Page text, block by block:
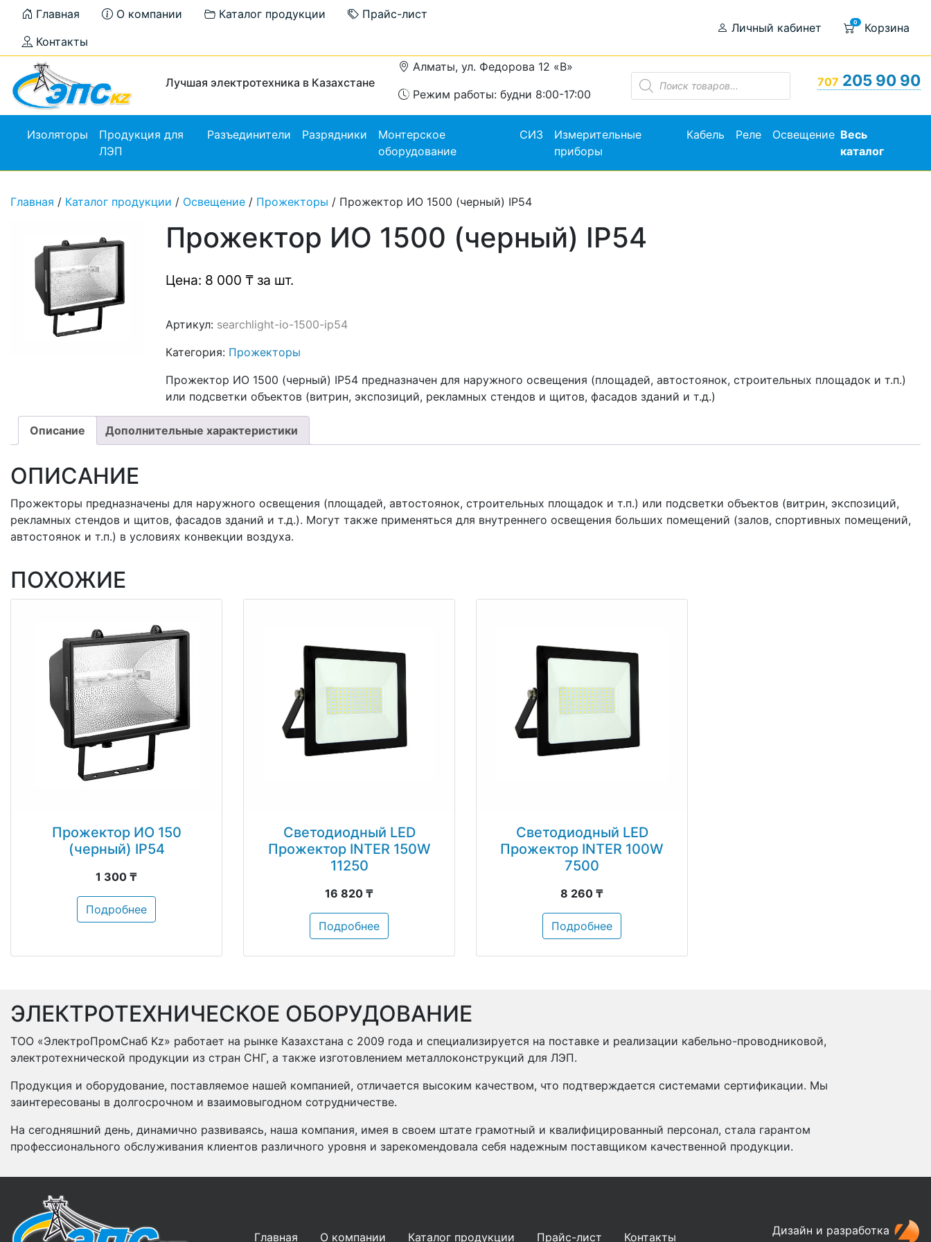
Главная О компании Каталог продукции
Прайс-лист
Контакты
Личный кабинет 0 Корзина
Лучшая электротехника в Казахстане
Алматы, ул. Федорова 12 «В»
Режим работы: будни 8:00-17:00
Поиск
товаров
707 205 90 90
Изоляторы
Продукция для
ЛЭП
Разъединители Разрядники
Монтерское
оборудование
СИЗ
Измерительные
приборы
Кабель Реле Освещение Весь
каталог
Главная / Каталог продукции / Освещение / Прожекторы / Прожектор ИО 1500 (черный) IP54
Прожектор ИО 1500 (черный) IP54
Цена: 8 000 ₸ за шт.
Артикул: searchlight-io-1500-ip54
Категория: Прожекторы
Прожектор ИО 1500 (черный) IP54 предназначен для наружного освещения (площадей, автостоянок, строительных площадок и т.п.)
или подсветки объектов (витрин, экспозиций, рекламных стендов и щитов, фасадов зданий и т.д.)
Описание Дополнительные характеристики
ОПИСАНИЕ
Прожекторы предназначены для наружного освещения (площадей, автостоянок, строительных площадок и т.п.) или подсветки объектов (витрин, экспозиций,
рекламных стендов и щитов, фасадов зданий и т.д.). Могут также применяться для внутреннего освещения больших помещений (залов, спортивных помещений,
автостоянок и т.п.) в условиях конвекции воздуха.
ПОХОЖИЕ
Прожектор ИО 150
(черный) IP54
1 300 ₸
Подробнее
Светодиодный LED
Прожектор INTER 150W
11250
16 820 ₸
Подробнее
Светодиодный LED
Прожектор INTER 100W
7500
8 260 ₸
Подробнее
ЭЛЕКТРОТЕХНИЧЕСКОЕ ОБОРУДОВАНИЕ
ТОО «ЭлектроПромСнаб Kz» работает на рынке Казахстана с 2009 года и специализируется на поставке и реализации кабельно-проводниковой,
электротехнической продукции из стран СНГ, а также изготовлением металлоконструкций для ЛЭП.
Продукция и оборудование, поставляемое нашей компанией, отличается высоким качеством, что подтверждается системами сертификации. Мы
заинтересованы в долгосрочном и взаимовыгодном сотрудничестве.
На сегодняшний день, динамично развиваясь, наша компания, имея в своем штате грамотный и квалифицированный персонал, стала гарантом
профессионального обслуживания клиентов различного уровня и зарекомендовала себя надежным поставщиком качественной продукции.
Главная О компании Каталог продукции Прайс-лист Контакты Дизайн и разработка